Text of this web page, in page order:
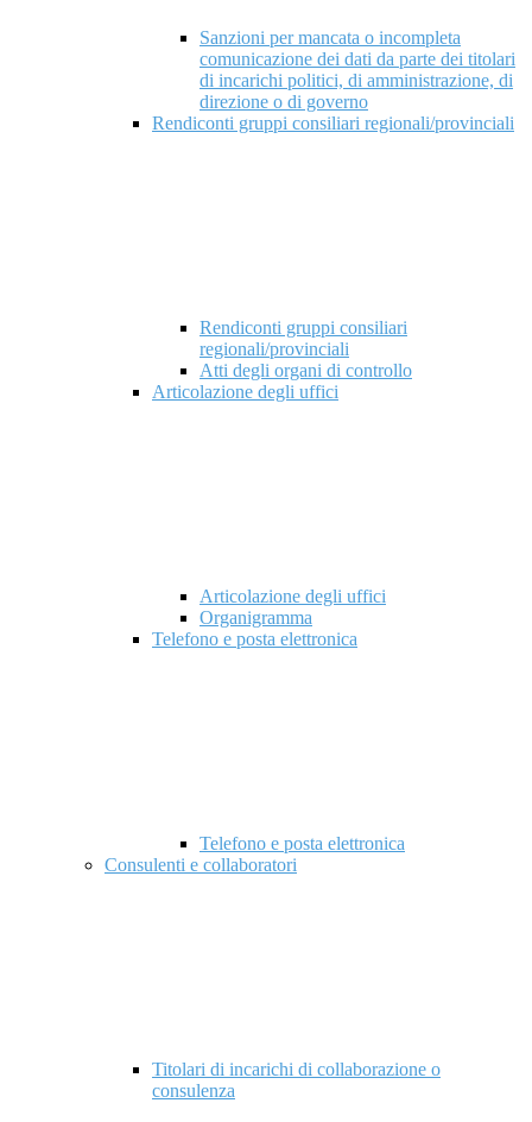
Sanzioni per mancata o incompleta
comunicazione dei dati da parte dei titolari
di incarichi politici, di amministrazione, di
direzione o di governo
Rendiconti gruppi consiliari regionali/provinciali
Rendiconti gruppi consiliari
regionali/provinciali
Atti degli organi di controllo
Articolazione degli uffici
Articolazione degli uffici
Organigramma
Telefono e posta elettronica
Telefono e posta elettronica
Consulenti e collaboratori
Titolari di incarichi di collaborazione o
consulenza